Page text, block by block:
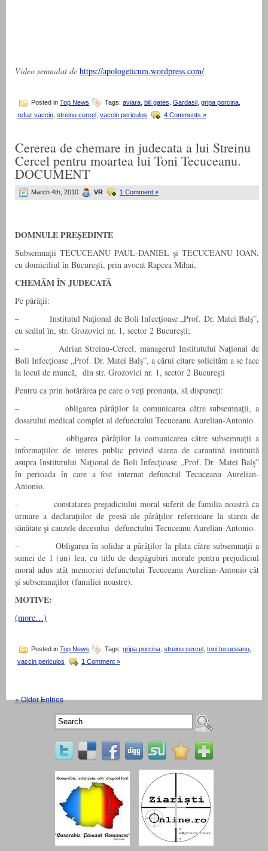
Video semnalat de https://apologeticum.wordpress.com/
Posted in Top News Tags: aviara bill gates Gardasil gripa porcina
refuz vaccin streinu cercel vaccin periculos 4 Comments »
Cererea de chemare in judecata a lui Streinu
Cercel pentru moartea lui Toni Tecuceanu.
DOCUMENT
March 4th, 2010 VR 1 Comment »
DOMNULE PREŞEDINTE
Subsemnaţii TECUCEANU PAUL-DANIEL şi TECUCEANU IOAN,
cu domiciliul în Bucureşti, prin avocat Rapcea Mihai,
CHEMĂM ÎN JUDECATĂ
Pe pârâţii:
– Institutul Naţional de Boli Infecţioase „Prof. Dr. Matei Balş”,
cu sediul în, str. Grozovici nr. 1, sector 2 Bucureşti;
– Adrian Streinu-Cercel, managerul Institutului Naţional de
Boli Infecţioase „Prof. Dr. Matei Balş”, a cărui citare solicităm a se face
la locul de muncă, din str. Grozovici nr. 1, sector 2 Bucureşti
Pentru ca prin hotărârea pe care o veţi pronunţa, să dispuneţi:
– obligarea pârâţilor la comunicarea către subsemnaţii, a
dosarului medical complet al defunctului Tecuceanu Aurelian-Antonio
– obligarea pârâţilor la comunicarea către subsemnaţii a
informaţiilor de interes public privind starea de carantină instituită
asupra Institutului Naţional de Boli Infecţioase „Prof. Dr. Matei Balş”
în perioada în care a fost internat defunctul Tecuceanu Aurelian-
Antonio.
– constatarea prejudiciului moral suferit de familia noastră ca
urmare a declaraţiilor de presă ale pârâţilor referitoare la starea de
sănătate şi cauzele decesului defunctului Tecuceanu Aurelian-Antonio.
– Obligarea în solidar a pârâţilor la plata către subsemnaţii a
sumei de 1 (un) leu, cu titlu de despăgubiri morale pentru prejudiciul
moral adus atât memoriei defunctului Tecuceanu Aurelian-Antonio cât
şi subsemnaţilor (familiei noastre).
MOTIVE:
(more…)
Posted in Top News Tags: gripa porcina streinu cercel toni tecuceanu
vaccin periculos
1 Comment »
« Older Entries